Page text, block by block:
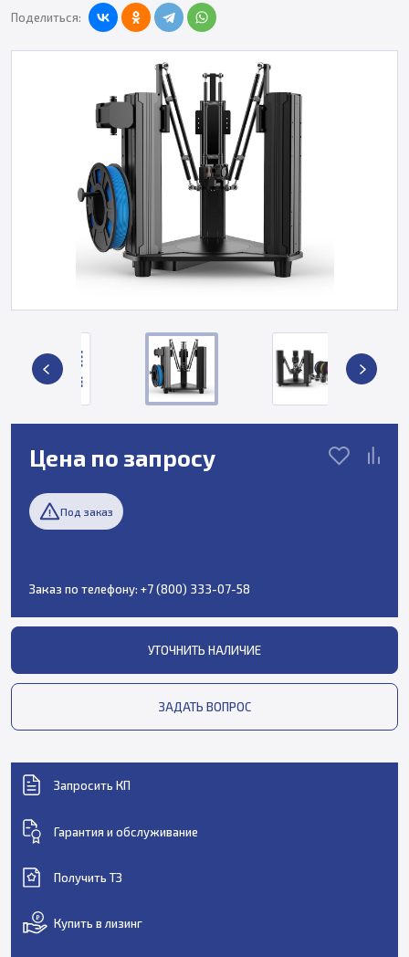
Поделиться:
Цена по запросу
Под заказ
Заказ по телефону: +7 (800) 333-07-58
УТОЧНИТЬ НАЛИЧИЕ
ЗАДАТЬ ВОПРОС
Запросить КП
Гарантия и обслуживание
Получить ТЗ
Купить в лизинг